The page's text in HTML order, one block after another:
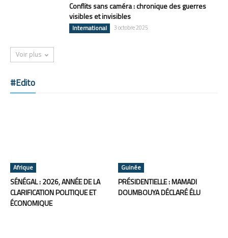
Conflits sans caméra : chronique des guerres
visibles et invisibles
International 3 octobre 2025
Voir plus
#Edito
Afrique
SÉNÉGAL : 2026, ANNÉE DE LA
CLARIFICATION POLITIQUE ET
ÉCONOMIQUE
Guinée
PRÉSIDENTIELLE : MAMADI
DOUMBOUYA DÉCLARÉ ÉLU